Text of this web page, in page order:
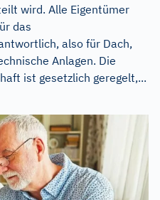
wird. Alle Eigentümer
das
also für Dach,
Anlagen. Die
ist gesetzlich geregelt,...